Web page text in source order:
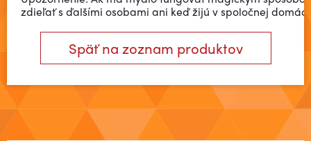
zdieľať s ďalšími osobami ani keď žijú v spoločnej
Späť na zoznam produktov